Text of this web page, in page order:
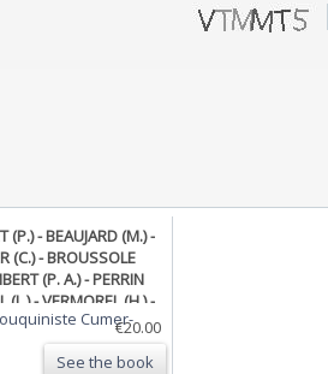
(P.) - BEAUJARD (M.) -
(C.) - BROUSSOLE
(P. A.) - PERRIN
(L.) - VERMOREL (H.).-
psychiatrique.
Dechaume.
Cumer-€20.00
See the book